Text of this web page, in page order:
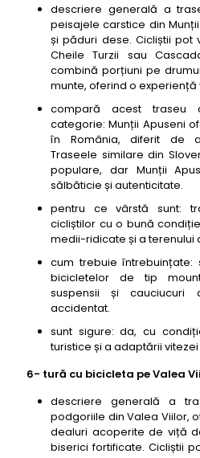
descriere generală a
peisajele carstice din
și păduri dese. Cicliștii pot
Cheile Turzii sau
combină porțiuni pe
munte, oferind o experiență
compară acest traseu
categorie: Munții Apuseni
în România, diferit de
Traseele similare din
populare, dar Munții
sălbăticie și autenticitate.
pentru ce vârstă sunt:
cicliștilor cu o bună
medii-ridicate și a terenului
cum trebuie întrebuințate:
bicicletelor de tip
suspensii și cauciucuri
accidentat.
sunt sigure: da, cu
turistice și a adaptării
6- tură cu bicicleta pe Valea
descriere generală a
podgoriile din Valea Viilor,
dealuri acoperite de viță
biserici fortificate. Cicliștii